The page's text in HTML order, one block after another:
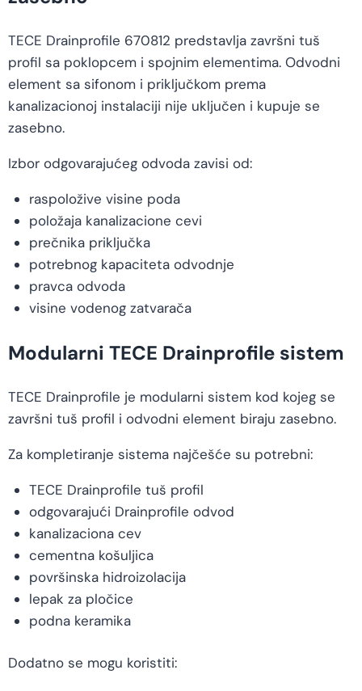
TECE Drainprofile 670812 predstavlja završni tuš
profil sa poklopcem i spojnim elementima. Odvodni
element sa sifonom i priključkom prema
kanalizacionoj instalaciji nije uključen i kupuje se
zasebno.
Izbor odgovarajućeg odvoda zavisi od:
raspoložive visine poda
položaja kanalizacione cevi
prečnika priključka
potrebnog kapaciteta odvodnje
pravca odvoda
visine vodenog zatvarača
Modularni TECE Drainprofile sistem
TECE Drainprofile je modularni sistem kod kojeg se
završni tuš profil i odvodni element biraju zasebno.
Za kompletiranje sistema najčešće su potrebni:
TECE Drainprofile tuš profil
odgovarajući Drainprofile odvod
kanalizaciona cev
cementna košuljica
površinska hidroizolacija
lepak za pločice
podna keramika
Dodatno se mogu koristiti: